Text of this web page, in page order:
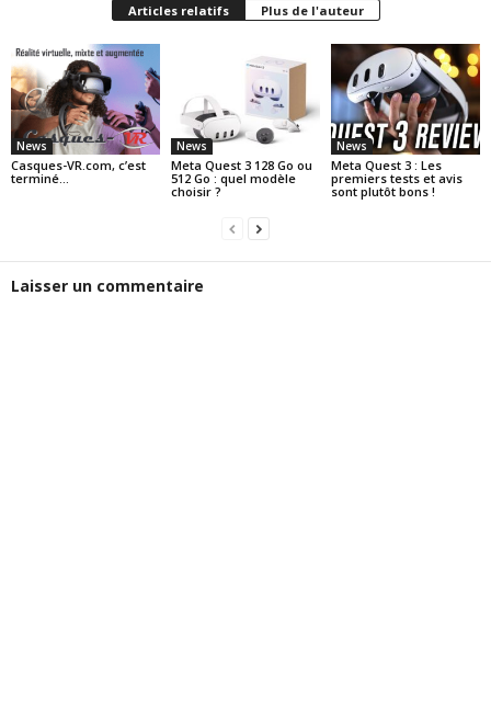
Articles relatifs Plus de l'auteur
News
Casques-VR.com, c’est
terminé…
News
Meta Quest 3 128 Go ou
512 Go : quel modèle
choisir ?
News
Meta Quest 3 : Les
premiers tests et avis
sont plutôt bons !
Laisser un commentaire